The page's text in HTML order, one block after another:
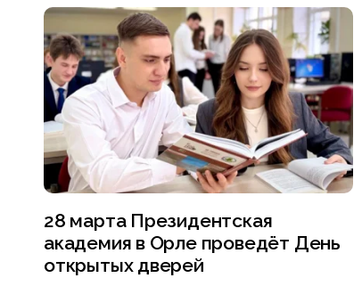
28 марта Президентская
академия в Орле проведёт День
открытых дверей